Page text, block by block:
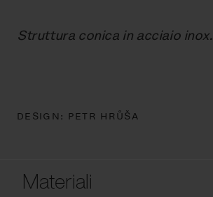
Struttura conica in acciaio inox.
DESIGN: PETR HRŮŠA
Materiali